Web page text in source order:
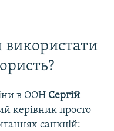
використати
в ООН Сергій
керівник просто
санкцій: